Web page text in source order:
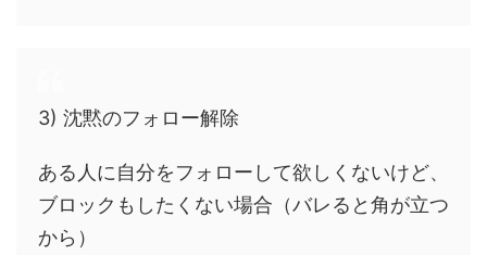
3) 沈黙のフォロー解除
ある人に自分をフォローして欲しくないけど、
ブロックもしたくない場合（バレると角が立つ
から）